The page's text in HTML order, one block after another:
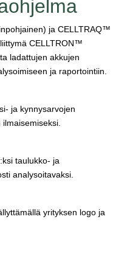
ja CELLTRAQ™
CELLTRON™
ladattujen akkujen
ja raportointiin.
ja kynnysarvojen
taulukko- ja
analysoitavaksi.
yrityksen logo ja